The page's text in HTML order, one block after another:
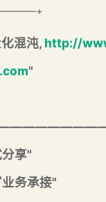
混沌, http://
"
享"
务承接"